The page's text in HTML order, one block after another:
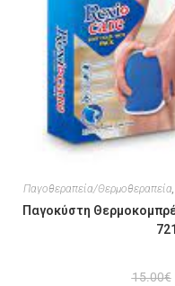
Παγοθεραπεία/Θερμοθεραπεία
Παγοκύστη
15.00€